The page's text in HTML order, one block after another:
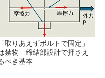
「取りあえずボルトで固定」
禁物 締結部設計で押さえ
べき基本